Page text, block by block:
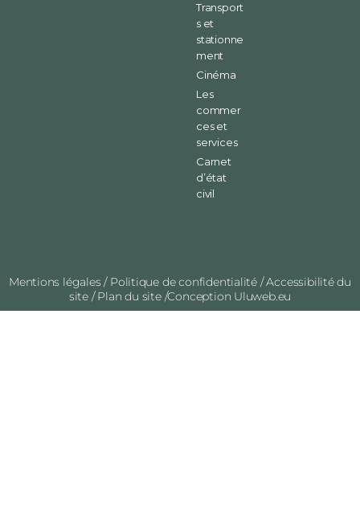
Transport
s et
stationne
ment
Cinéma
Les
commer
ces et
services
Carnet
d’état
civil
Mentions légales / Politique de confidentialité /Accessibilité du
site/Plan du site/Conception Uluweb.eu